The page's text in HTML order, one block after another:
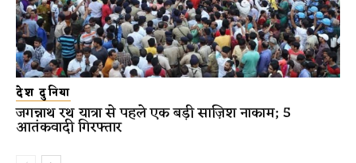
देश दुनिया
जगन्नाथ रथ यात्रा से पहले एक बड़ी साज़िश नाकाम; 5
आतंकवादी गिरफ्तार